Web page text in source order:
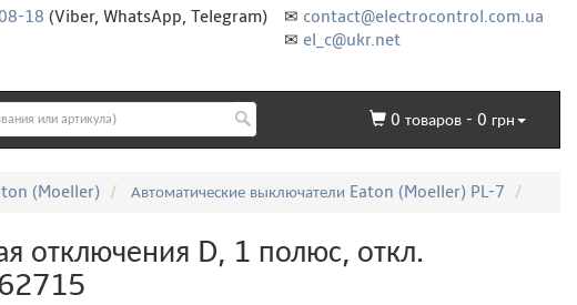
✉ contact@electrocontrol.com.ua
✉ el_c@ukr.net
18 (Viber, WhatsApp, Telegram)
0 товаров - 0 грн
(Moeller) Автоматические выключатели Eaton (Moeller) PL-7
отключения D, 1 полюс, откл.